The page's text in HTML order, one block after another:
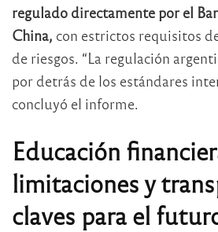
regulado directamente por el
China, con estrictos requisitos
de riesgos. “La regulación
por detrás de los estándares
concluyó el informe.
Educación
limitaciones y
claves para el